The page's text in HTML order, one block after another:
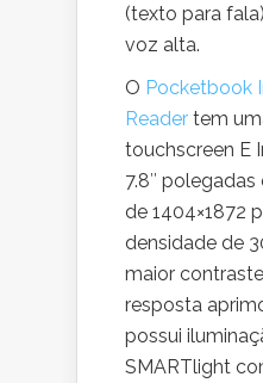
(texto para
voz alta.
O Pocketbook
Reader tem
touchscreen E
7.8″
de 1404×1872
densidade de
maior
resposta
possui
SMARTlight